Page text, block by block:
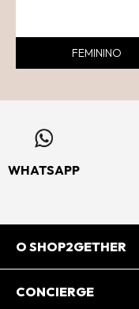
FEMININO
WHATSAPP
O SHOP2GETHER
Sobre Nós
CONCIERGE